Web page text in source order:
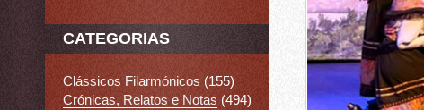
CATEGORIAS
Clássicos Filarmónicos (155)
Crónicas, Relatos e Notas (494)